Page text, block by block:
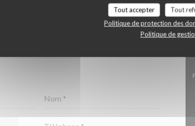
Tout accepter Tout
Politique de protection des
Politique de
NOUS CONTACTER ?
FORMULAIRE CI-DESSOUS !